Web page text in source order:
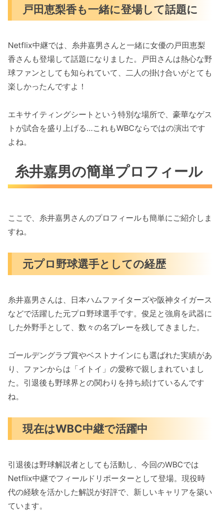
戸田恵梨香も一緒に登場して話題に
Netflix中継では、糸井嘉男さんと一緒に女優の戸田恵梨
香さんも登場して話題になりました。戸田さんは熱心な野
球ファンとしても知られていて、二人の掛け合いがとても
楽しかったんですよ！
エキサイティングシートという特別な場所で、豪華なゲス
トが試合を盛り上げる…これもWBCならではの演出です
よね。
糸井嘉男の簡単プロフィール
ここで、糸井嘉男さんのプロフィールも簡単にご紹介しま
すね。
元プロ野球選手としての経歴
糸井嘉男さんは、日本ハムファイターズや阪神タイガース
などで活躍した元プロ野球選手です。俊足と強肩を武器に
した外野手として、数々の名プレーを残してきました。
ゴールデングラブ賞やベストナインにも選ばれた実績があ
り、ファンからは「イトイ」の愛称で親しまれていまし
た。引退後も野球界との関わりを持ち続けているんです
ね。
現在はWBC中継で活躍中
引退後は野球解説者としても活動し、今回のWBCでは
Netflix中継でフィールドリポーターとして登場。現役時
代の経験を活かした解説が好評で、新しいキャリアを築い
ています。